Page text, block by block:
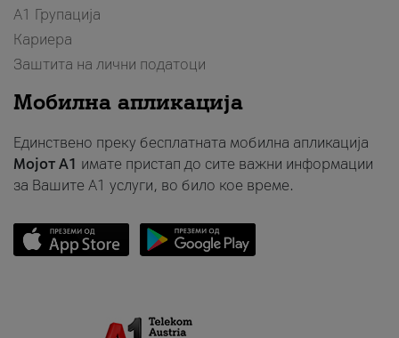
А1 Групација
Кариера
Заштита на лични податоци
Мобилна апликација
Единствено преку бесплатната мобилна апликација
Мојот A1 имате пристап до сите важни информации
за Вашите A1 услуги, во било кое време.